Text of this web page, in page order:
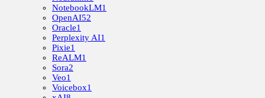
NotebookLM1
OpenAI52
Oracle1
Perplexity AI1
Pixie1
ReALM1
Sora2
Veo1
Voicebox1